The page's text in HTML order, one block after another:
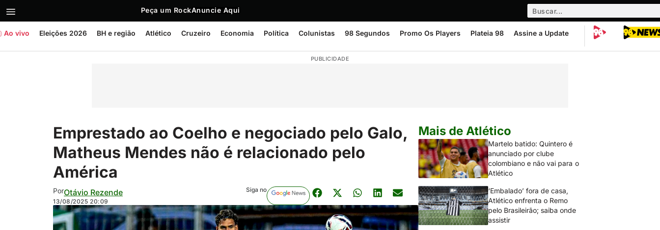
Peça um RockAnuncie Aqui
Ao vivo Eleições 2026 BH e região Atlético Cruzeiro Economia Política Colunistas 98 Segundos Promo Os Players Plateia 98 Assine a Update
PUBLICIDADE
Emprestado ao Coelho e negociado pelo Galo,
Matheus Mendes não é relacionado pelo
América
PorOtávio Rezende
13/08/2025 20:09
Siga no
Mais de Atlético
Martelo batido: Quintero é
anunciado por clube
colombiano e não vai para o
Atlético
‘Embalado’ fora de casa,
Atlético enfrenta o Remo
pelo Brasileirão; saiba onde
assistir